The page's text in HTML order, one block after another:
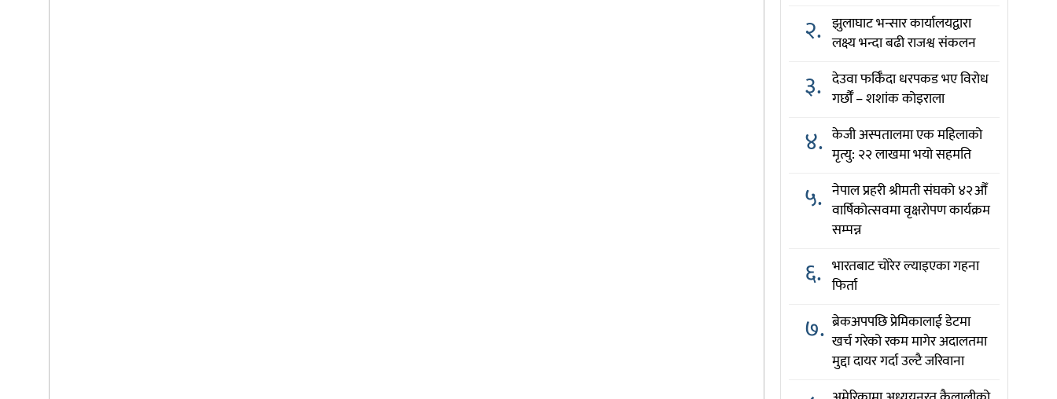
२. झुलाघाट भन्सार कार्यालयद्वारा
लक्ष्य भन्दा बढी राजश्व संकलन
३. देउवा फर्किँदा धरपकड भए विरोध
गर्छौँं – शशांक कोइराला
४. केजी अस्पतालमा एक महिलाको
मृत्यु: २२ लाखमा भयो सहमति
५. नेपाल प्रहरी श्रीमती संघको ४२औँ
वार्षिकोत्सवमा वृक्षरोपण कार्यक्रम
सम्पन्न
६. भारतबाट चोरेर ल्याइएका गहना
फिर्ता
७. ब्रेकअपपछि प्रेमिकालाई डेटमा
खर्च गरेको रकम मागेर अदालतमा
मुद्दा दायर गर्दा उल्टै जरिवाना